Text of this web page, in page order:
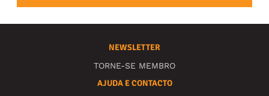
NEWSLETTER
TORNE-SE MEMBRO
AJUDA E CONTACTO